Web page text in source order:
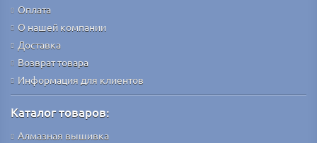
Оплата
О нашей компании
Доставка
Возврат товара
Информация для клиентов
Каталог товаров:
Алмазная вышивка